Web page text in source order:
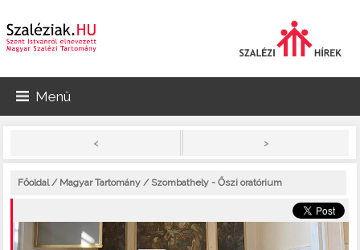
Menü
< >
Főoldal/ Magyar Tartomány / Szombathely - Őszi oratórium